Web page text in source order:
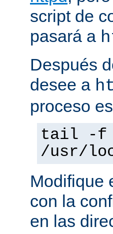
script de
pasará a
Después
desee a
proceso
tail -f
/usr/
Modifique
con la
en las